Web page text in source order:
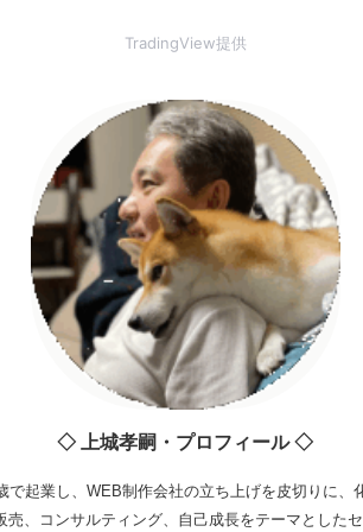
TradingView提供
◇ 上城孝嗣・プロフィール ◇
で起業し、WEB制作会社の立ち上げを皮切りに、
売、コンサルティング、自己成長をテーマとしたセ